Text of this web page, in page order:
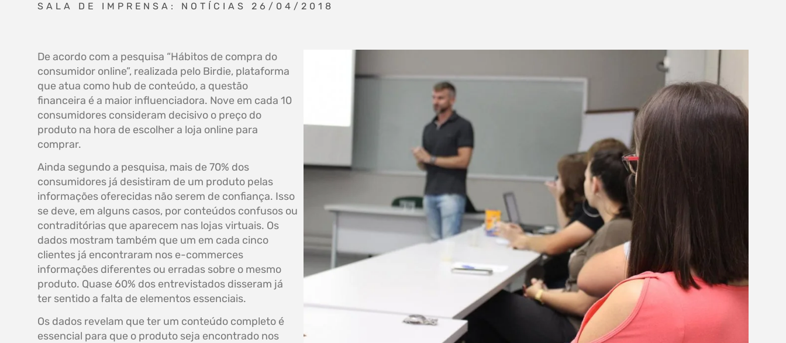
SALA DE IMPRENSA: NOTÍCIAS 26/04/2018
De acordo com a pesquisa “Hábitos de compra do
consumidor online”, realizada pelo Birdie, plataforma
que atua como hub de conteúdo, a questão
financeira é a maior influenciadora. Nove em cada 10
consumidores consideram decisivo o preço do
produto na hora de escolher a loja online para
comprar.
Ainda segundo a pesquisa, mais de 70% dos
consumidores já desistiram de um produto pelas
informações oferecidas não serem de confiança. Isso
se deve, em alguns casos, por conteúdos confusos ou
contraditórias que aparecem nas lojas virtuais. Os
dados mostram também que um em cada cinco
clientes já encontraram nos e-commerces
informações diferentes ou erradas sobre o mesmo
produto. Quase 60% dos entrevistados disseram já
ter sentido a falta de elementos essenciais.
Os dados revelam que ter um conteúdo completo é
essencial para que o produto seja encontrado nos